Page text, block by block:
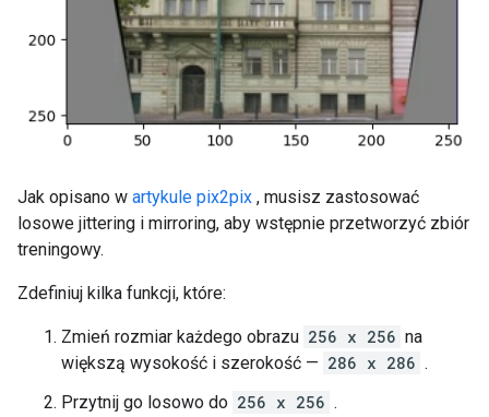
Jak opisano w artykule pix2pix , musisz zastosować
losowe jittering i mirroring, aby wstępnie przetworzyć zbiór
treningowy.
Zdefiniuj kilka funkcji, które:
Zmień rozmiar każdego obrazu 256 x 256 na
większą wysokość i szerokość — 286 x 286 .
Przytnij go losowo do 256 x 256 .